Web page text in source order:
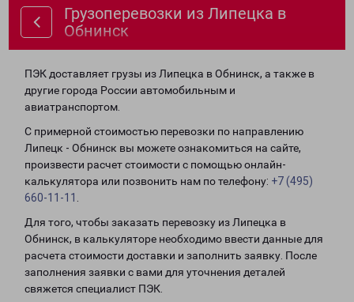
Грузоперевозки из Липецка в
Обнинск
ПЭК доставляет грузы из Липецка в Обнинск, а также в
другие города России автомобильным и
авиатранспортом.
С примерной стоимостью перевозки по направлению
Липецк - Обнинск вы можете ознакомиться на сайте,
произвести расчет стоимости с помощью онлайн-
калькулятора или позвонить нам по телефону: +7 (495)
660-11-11
Для того, чтобы заказать перевозку из Липецка в
Обнинск, в калькуляторе необходимо ввести данные для
расчета стоимости доставки и заполнить заявку. После
заполнения заявки с вами для уточнения деталей
свяжется специалист ПЭК.